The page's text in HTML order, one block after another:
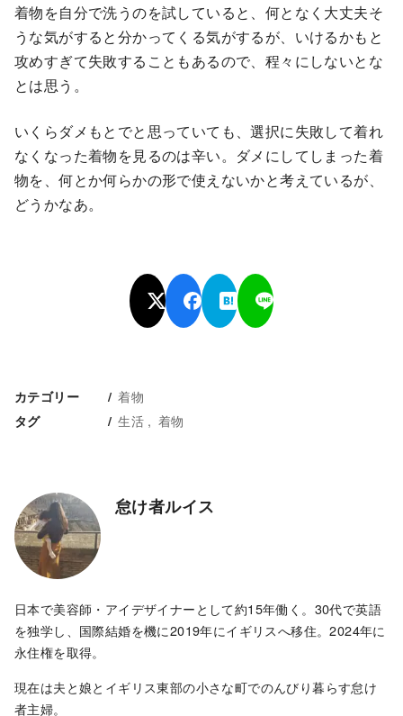
着物を自分で洗うのを試していると、何となく大丈夫そ
うな気がすると分かってくる気がするが、いけるかもと
攻めすぎて失敗することもあるので、程々にしないとな
とは思う。
いくらダメもとでと思っていても、選択に失敗して着れ
なくなった着物を見るのは辛い。ダメにしてしまった着
物を、何とか何らかの形で使えないかと考えているが、
どうかなあ。
カテゴリー 着物
タグ 生活 着物
怠け者ルイス
日本で美容師・アイデザイナーとして約15年働く。30代で英語
を独学し、国際結婚を機に2019年にイギリスへ移住。2024年に
永住権を取得。
現在は夫と娘とイギリス東部の小さな町でのんびり暮らす怠け
者主婦。